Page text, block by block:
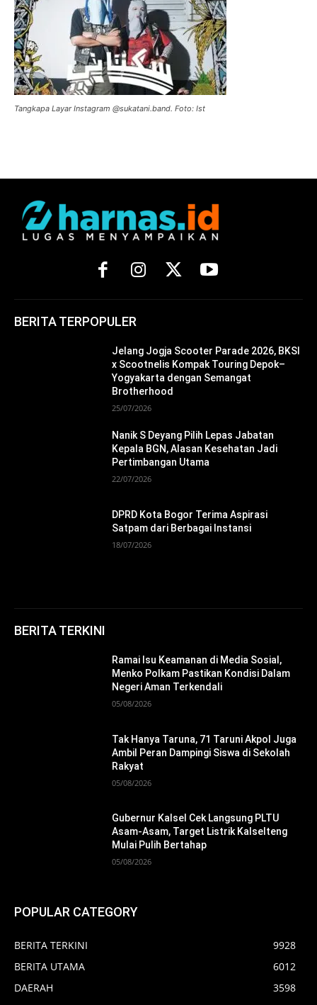
Tangkapa Layar Instagram @sukatani.band. Foto: Ist
BERITA TERPOPULER
Jelang Jogja Scooter Parade 2026, BKSI
x Scootnelis Kompak Touring Depok–
Yogyakarta dengan Semangat
Brotherhood
25/07/2026
Nanik S Deyang Pilih Lepas Jabatan
Kepala BGN, Alasan Kesehatan Jadi
Pertimbangan Utama
22/07/2026
DPRD Kota Bogor Terima Aspirasi
Satpam dari Berbagai Instansi
18/07/2026
BERITA TERKINI
Ramai Isu Keamanan di Media Sosial,
Menko Polkam Pastikan Kondisi Dalam
Negeri Aman Terkendali
05/08/2026
Tak Hanya Taruna, 71 Taruni Akpol Juga
Ambil Peran Dampingi Siswa di Sekolah
Rakyat
05/08/2026
Gubernur Kalsel Cek Langsung PLTU
Asam-Asam, Target Listrik Kalselteng
Mulai Pulih Bertahap
05/08/2026
POPULAR CATEGORY
BERITA TERKINI
9928
BERITA UTAMA
6012
DAERAH
3598